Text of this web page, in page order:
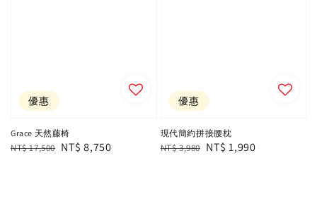
優惠
Grace 天然藤椅
Regular
NT$ 17,500 Sale
NT$ 8,750
優惠
現代簡約拼接腰枕
Regular
NT$ 3,980 Sale
NT$ 1,990